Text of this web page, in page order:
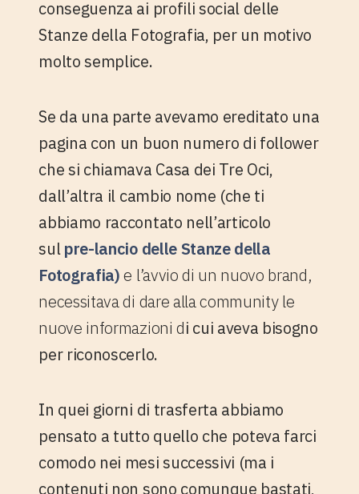
conseguenza ai profili social delle
Stanze della Fotografia, per un motivo
molto semplice.
Se da una parte avevamo ereditato una
pagina con un buon numero di follower
che si chiamava Casa dei Tre Oci,
dall’altra il cambio nome (che ti
abbiamo raccontato nell’articolo
sulpre-lancio delle Stanze della
Fotografia)e l’avvio di un nuovo brand,
necessitava di dare alla community le
nuove informazioni di cui aveva bisogno
per riconoscerlo.
In quei giorni di trasferta abbiamo
pensato a tutto quello che poteva farci
comodo nei mesi successivi (ma i
contenuti non sono comunque bastati,